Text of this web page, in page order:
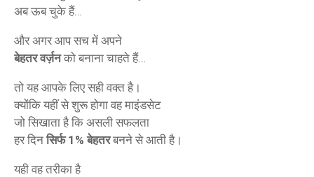
अब ऊब चुके हैं…
और अगर आप सच में अपने
बेहतर वर्ज़नको बनाना चाहते हैं…
तो यह आपके लिए सही वक्त है।
क्योंकि यहीं से शुरू होगा वह माइंडसेट
जो सिखाता है कि असली सफलता
हर दिनसिर्फ 1% बेहतरबनने से आती है।
यही वह तरीका है